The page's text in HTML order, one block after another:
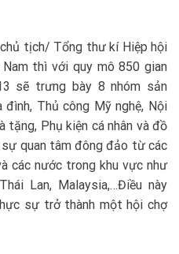
tịch/ Tổng thư kí Hiệp hội
thì với quy mô 850 gian
sẽ trưng bày 8 nhóm sản
đình, Thủ công Mỹ nghệ, Nội
tặng, Phụ kiện cá nhân và đồ
quan tâm đông đảo từ các
các nước trong khu vực như
Lan, Malaysia,…Điều này
sự trở thành một hội chợ